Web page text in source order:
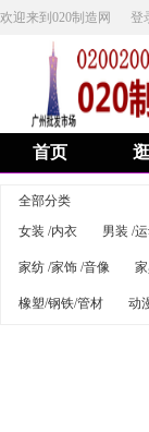
欢迎来到020制造网 登
首页
全部分类
女装 /内衣
男装 /
家纺 /家饰 /音像
橡塑/钢铁/管材 动